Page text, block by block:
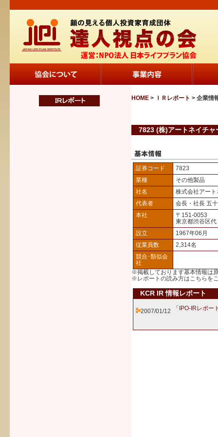
HOME > ＩＲレポート > 企業情
7823 (株)アートネイチャ
証券コード
7823
業種
その他製品
社名
株式会社アー
代表者
会長・社長 五
本社
〒151-0053
東京都渋谷区
設立
1967年06月
従業員数
2,314名
競合･類似会
社
※掲載しております基本情報は
※レポートの読み方はこちら を
KCR IR 情報レポート
2007/01/12 「IPO-IRレポー